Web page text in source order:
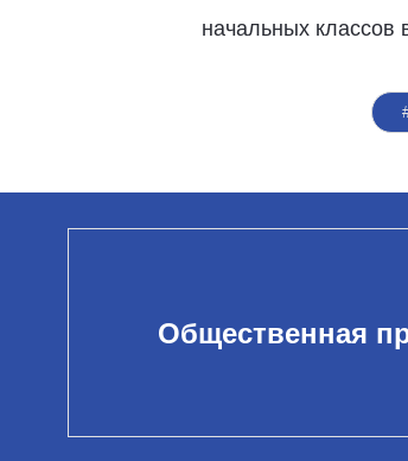
начальных классов
Общественная